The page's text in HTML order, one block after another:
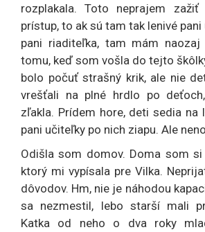
rozplakala. Toto neprajem zažiť
prístup, to ak sú tam tak lenivé
pani riaditeľka, tam mám
tomu, keď som vošla do tejto
bolo počuť strašný krik, ale nie
vrešťali na plné hrdlo po
zľakla. Prídem hore, deti sedia na
pani učiteľky po nich ziapu. Ale
Odišla som domov. Doma som si
ktorý mi vypísala pre Vilka.
dôvodov. Hm, nie je náhodou
sa nezmestil, lebo starší mali
Katka od neho o dva roky